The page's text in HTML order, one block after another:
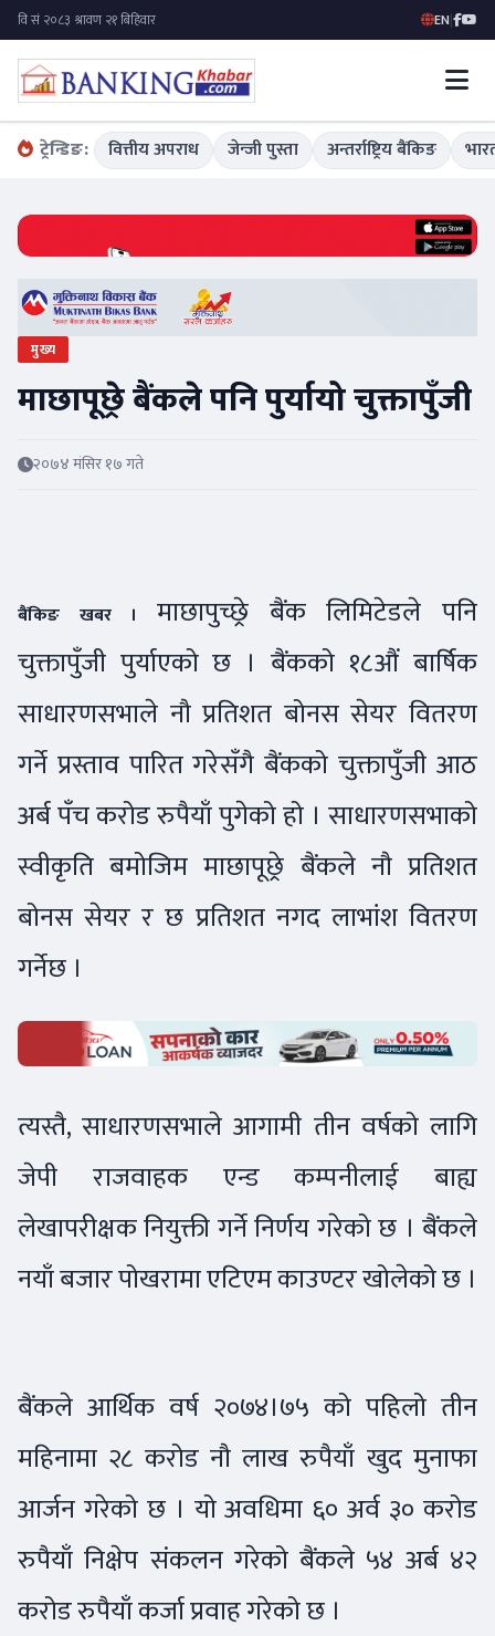
EN|
ट्रेन्डिङ: वित्तीय अपराध जेन्जी पुस्ता अन्तर्राष्ट्रिय बैंकिङ
मुख्य
माछापूछ्रे बैंकले पनि पुर्यायो चुक्तापुँजी
२०७४ मंसिर १७ गते
बैंकिङ खबर । माछापुच्छ्रे बैंक लिमिटेडले पनि
चुक्तापुँजी पुर्याएको छ । बैंकको १८औं बार्षिक
साधारणसभाले नौ प्रतिशत बोनस सेयर वितरण
गर्ने प्रस्ताव पारित गरेसँगै बैंकको चुक्तापुँजी आठ
अर्ब पँच करोड रुपैयाँ पुगेको हो । साधारणसभाको
स्वीकृति बमोजिम माछापूछ्रे बैंकले नौ प्रतिशत
बोनस सेयर र छ प्रतिशत नगद लाभांश वितरण
गर्नेछ ।
त्यस्तै, साधारणसभाले आगामी तीन वर्षको लागि
जेपी राजवाहक एन्ड कम्पनीलाई बाह्य
लेखापरीक्षक नियुक्ती गर्ने निर्णय गरेको छ । बैंकले
नयाँ बजार पोखरामा एटिएम काउण्टर खोलेको छ ।
बैंकले आर्थिक वर्ष २०७४।७५ को पहिलो तीन
महिनामा २८ करोड नौ लाख रुपैयाँ खुद मुनाफा
आर्जन गरेको छ । यो अवधिमा ६० अर्व ३० करोड
रुपैयाँ निक्षेप संकलन गरेको बैंकले ५४ अर्ब ४२
करोड रुपैयाँ कर्जा प्रवाह गरेको छ ।